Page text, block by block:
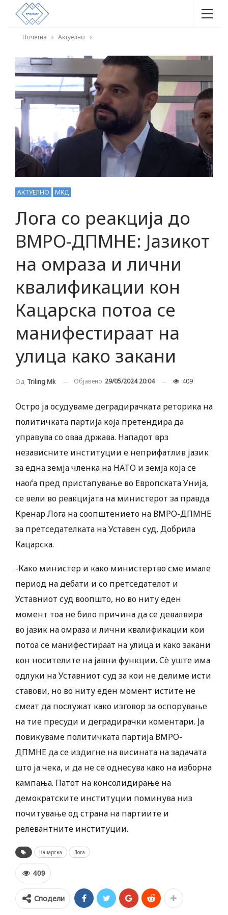
Почетна Актуелно
АКТУЕЛНО МКД
Лога со реакција до
ВМРО-ДПМНЕ: Јазикот
на омраза и лични
квалификации кон
Кацарска потоа се
манифестираат на
улица како закани
Од Triling Mk Објавено 29/05/2024 20:04 409
Остро ја осудуваме деградирачката реторика на
политичката партија која претендира да
управува со оваа држава. Нападот врз
независните институции е неприфатлив јазик
за една земја членка на НАТО и земја која се
наоѓа пред пристапување во Европската Унија,
се вели во реакцијата на министерот за правда
Кренар Лога на соопштението на ВМРО-ДПМНЕ
за претседателката на Уставен суд, Добрила
Кацарска.
-Како министер и како министертво сме имале
период на дебати и со претседателот и
Уставниот суд воопшто, но во ниту еден
момент тоа не било причина да се девалвира
во јазик на омраза и лични квалификации кои
потоа се манифестираат на улица и како закани
кон носителите на јавни функции. Сè уште има
одлуки на Уставниот суд за кои не делиме исти
ставови, но во ниту еден момент истите не
смеат да послужат како изговор за оспорување
на тие пресуди и деградирачки коментари. Ја
повикуваме политичката партија ВМРО-
ДПМНЕ да се издигне на висината на задачата
што ја чека, и да не се однесува како на изборна
кампања. Патот на консолидирање на
демократските институции поминува низ
почитување од страна на партиите и
релевантните институции.
Кацарска Лога
409
Сподели